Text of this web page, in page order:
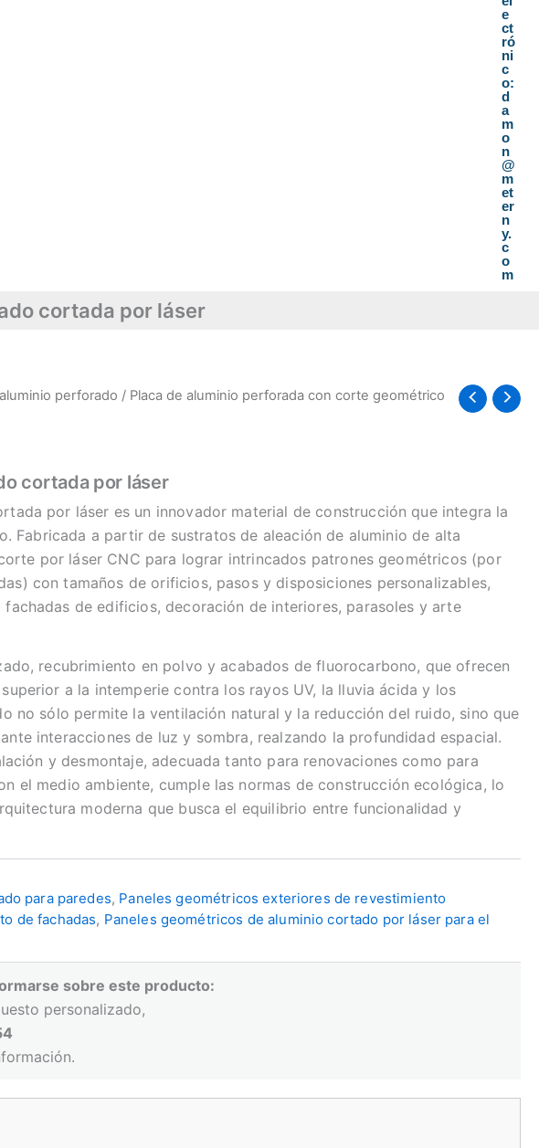
e
ct
ró
ni
c
o:
d
a
m
o
n
@
m
et
er
n
y.
c
o
m
cortada por láser
perforado / Placa de aluminio perforada con corte geométrico
cortada por láser
por láser es un innovador material de construcción que integra la
Fabricada a partir de sustratos de aleación de aluminio de alta
por láser CNC para lograr intrincados patrones geométricos (por
con tamaños de orificios, pasos y disposiciones personalizables,
de edificios, decoración de interiores, parasoles y arte
recubrimiento en polvo y acabados de fluorocarbono, que ofrecen
a la intemperie contra los rayos UV, la lluvia ácida y los
no sólo permite la ventilación natural y la reducción del ruido, sino que
interacciones de luz y sombra, realzando la profundidad espacial.
y desmontaje, adecuada tanto para renovaciones como para
el medio ambiente, cumple las normas de construcción ecológica, lo
moderna que busca el equilibrio entre funcionalidad y
para paredes, Paneles geométricos exteriores de revestimiento
de fachadas, Paneles geométricos de aluminio cortado por láser para el
sobre este producto:
personalizado,